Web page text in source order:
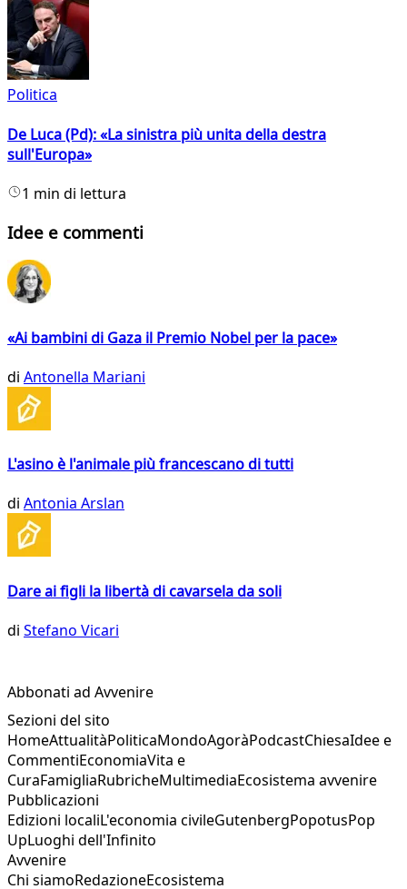
Politica
De Luca (Pd): «La sinistra più unita della destra
sull'Europa»
1 min di lettura
Idee e commenti
«Ai bambini di Gaza il Premio Nobel per la pace»
di Antonella Mariani
L'asino è l'animale più francescano di tutti
di Antonia Arslan
Dare ai figli la libertà di cavarsela da soli
di Stefano Vicari
Abbonati ad Avvenire
Sezioni del sito
HomeAttualitàPoliticaMondoAgoràPodcastChiesaIdee e
CommentiEconomiaVita e
CuraFamigliaRubricheMultimediaEcosistema avvenire
Pubblicazioni
Edizioni localiL'economia civileGutenbergPopotusPop
UpLuoghi dell'Infinito
Avvenire
Chi siamoRedazioneEcosistema